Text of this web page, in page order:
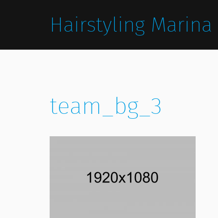
Hairstyling Marina
team_bg_3